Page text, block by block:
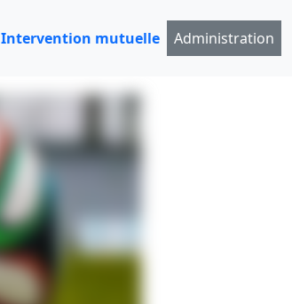
Intervention mutuelle Administration